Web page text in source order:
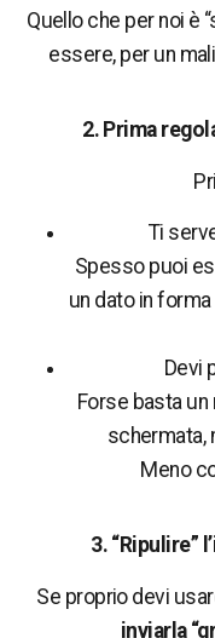
Quello che per noi è
essere, per un
2. Prima
Ti
Spesso puoi
un dato in
Devi
Forse basta un
schermata,
Meno
3. “Ripulire”
Se proprio devi
inviarla